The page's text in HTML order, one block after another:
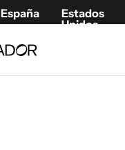
España
Estados
Unidos